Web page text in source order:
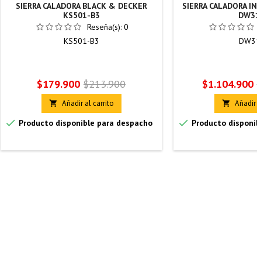
SIERRA CALADORA BLACK & DECKER
KS501-B3
Reseña(s): 0
KS501-B3
Precio
$179.900 Precio
base
$213.900
 Añadir al carrito
 Producto disponible para despacho
SIERRA CALADORA
Precio
$1.104.900

 Producto